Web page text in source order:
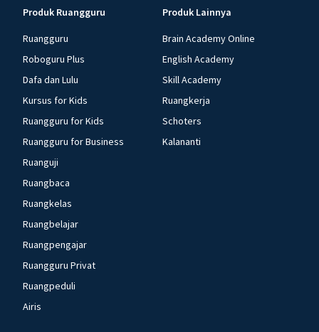
Produk Ruangguru
Ruangguru
Roboguru Plus
Dafa dan Lulu
Kursus for Kids
Ruangguru for Kids
Ruangguru for Business
Ruanguji
Ruangbaca
Ruangkelas
Ruangbelajar
Ruangpengajar
Ruangguru Privat
Ruangpeduli
Airis
Produk Lainnya
Brain Academy Online
English Academy
Skill Academy
Ruangkerja
Schoters
Kalananti